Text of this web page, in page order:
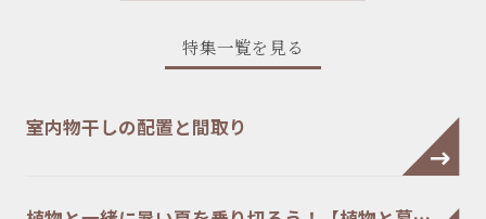
特集一覧を見る
室内物干しの配置と間取り